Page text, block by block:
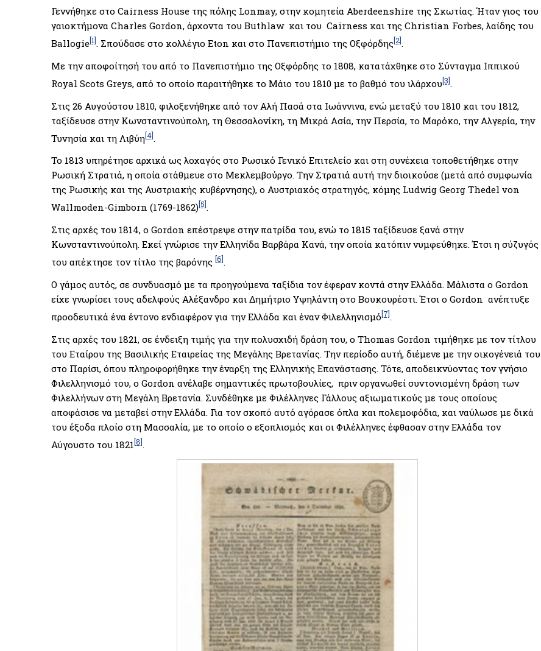
Γεννήθηκε στο Cairness House της πόλης Lonmay, στην κομητεία Aberdeenshire της Σκωτίας. Ήταν γιος του
γαιοκτήμονα Charles Gordon, άρχοντα του Buthlaw και του Cairness και της Christian Forbes, λαίδης του
Ballogie[1]. Σπούδασε στο κολλέγιο Eton και στο Πανεπιστήμιο της Οξφόρδης[2].
Με την αποφοίτησή του από το Πανεπιστήμιο της Οξφόρδης το 1808, κατατάχθηκε στο Σύνταγμα Ιππικού
Royal Scots Greys, από το οποίο παραιτήθηκε το Μάιο του 1810 με το βαθμό του ιλάρχου[3].
Στις 26 Αυγούστου 1810, φιλοξενήθηκε από τον Αλή Πασά στα Ιωάννινα, ενώ μεταξύ του 1810 και του 1812,
ταξίδευσε στην Κωνσταντινούπολη, τη Θεσσαλονίκη, τη Μικρά Ασία, την Περσία, το Μαρόκο, την Αλγερία, την
Τυνησία και τη Λιβύη[4].
Το 1813 υπηρέτησε αρχικά ως λοχαγός στο Ρωσικό Γενικό Επιτελείο και στη συνέχεια τοποθετήθηκε στην
Ρωσική Στρατιά, η οποία στάθμευε στο Μεκλεμβούργο. Την Στρατιά αυτή την διοικούσε (μετά από συμφωνία
της Ρωσικής και της Αυστριακής κυβέρνησης), ο Αυστριακός στρατηγός, κόμης Ludwig Georg Thedel von
Wallmoden-Gimborn (1769-1862)[5].
Στις αρχές του 1814, ο Gordon επέστρεψε στην πατρίδα του, ενώ το 1815 ταξίδευσε ξανά στην
Κωνσταντινούπολη. Εκεί γνώρισε την Ελληνίδα Βαρβάρα Κανά, την οποία κατόπιν νυμφεύθηκε. Έτσι η σύζυγός
του απέκτησε τον τίτλο της βαρόνης [6].
Ο γάμος αυτός, σε συνδυασμό με τα προηγούμενα ταξίδια τον έφεραν κοντά στην Ελλάδα. Μάλιστα ο Gordon
είχε γνωρίσει τους αδελφούς Αλέξανδρο και Δημήτριο Υψηλάντη στο Βουκουρέστι. Έτσι ο Gordon ανέπτυξε
προοδευτικά ένα έντονο ενδιαφέρον για την Ελλάδα και έναν Φιλελληνισμό[7].
Στις αρχές του 1821, σε ένδειξη τιμής για την πολυσχιδή δράση του, ο Thomas Gordon τιμήθηκε με τον τίτλου
του Εταίρου της Βασιλικής Εταιρείας της Μεγάλης Βρετανίας. Την περίοδο αυτή, διέμενε με την οικογένειά του
στο Παρίσι, όπου πληροφορήθηκε την έναρξη της Ελληνικής Επανάστασης. Τότε, αποδεικνύοντας τον γνήσιο
Φιλελληνισμό του, ο Gordon ανέλαβε σημαντικές πρωτοβουλίες, πριν οργανωθεί συντονισμένη δράση των
Φιλελλήνων στη Μεγάλη Βρετανία. Συνδέθηκε με Φιλέλληνες Γάλλους αξιωματικούς με τους οποίους
αποφάσισε να μεταβεί στην Ελλάδα. Για τον σκοπό αυτό αγόρασε όπλα και πολεμοφόδια, και ναύλωσε με δικά
του έξοδα πλοίο στη Μασσαλία, με το οποίο ο εξοπλισμός και οι Φιλέλληνες έφθασαν στην Ελλάδα τον
Αύγουστο του 1821[8].